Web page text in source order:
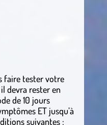
faire tester votre
devra rester en
de 10 jours
ET jusqu’à
suivantes :